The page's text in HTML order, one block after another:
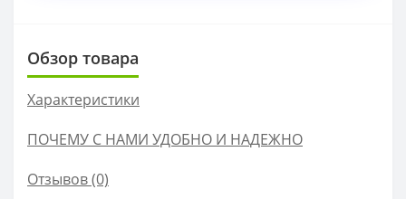
Обзор товара
Характеристики
ПОЧЕМУ С НАМИ УДОБНО И НАДЕЖНО
Отзывов (0)